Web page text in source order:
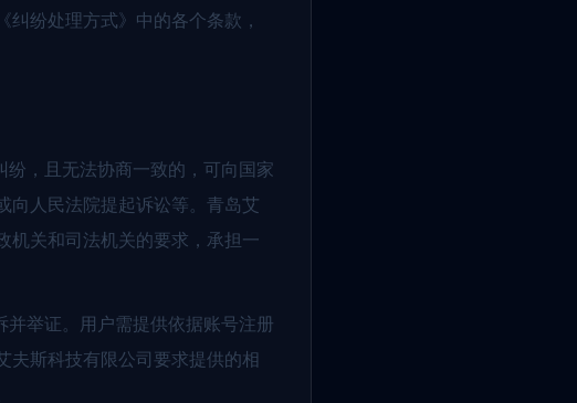
纷处理方式》中的各个条款，
，且无法协商一致的，可向国家
向人民法院提起诉讼等。青岛艾
机关和司法机关的要求，承担一
举证。用户需提供依据账号注册
夫斯科技有限公司要求提供的相